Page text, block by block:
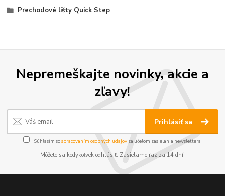
Prechodové lišty Quick Step
Nepremeškajte novinky, akcie a
zľavy!
Prihlásiť sa
Súhlasím sospracovaním osobných údajov za účelom zasielania newslettera.
Môžete sa kedykoľvek odhlásiť. Zasielame raz za 14 dní.